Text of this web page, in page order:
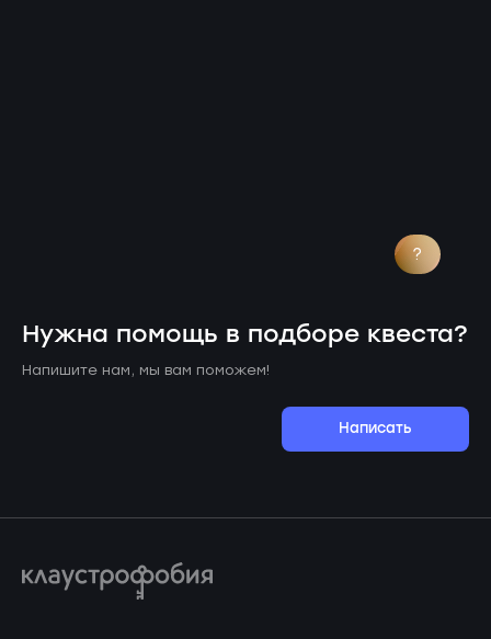
?
Нужна помощь в подборе квеста?
Напишите нам, мы вам поможем!
Написать